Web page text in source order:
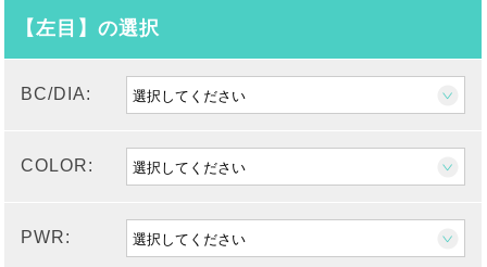
【左目】の選択
BC/DIA:
COLOR:
PWR: